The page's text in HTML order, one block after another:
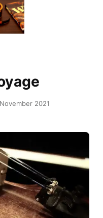
2021